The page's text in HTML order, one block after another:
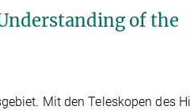
of the
Mit den Teleskopen des